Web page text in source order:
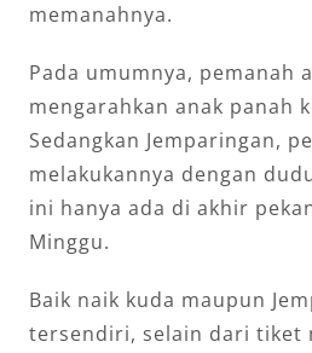
memanahnya.
Pada umumnya, pemanah
mengarahkan anak panah
Sedangkan Jemparingan,
melakukannya dengan
ini hanya ada di akhir
Minggu.
Baik naik kuda maupun
tersendiri, selain dari tiket